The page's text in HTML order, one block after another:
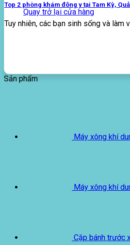
Quay trở lại cửa hàng
Top 2 phòng khám đông y tại Tam Kỳ,
Tuy nhiên, các bạn sinh sống và làm
Sản phẩm
Máy xông khí
Máy xông khí
Cặp bánh trước